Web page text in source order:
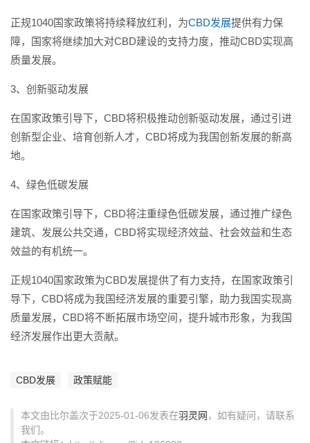
正规1040国家政策将持续释放红利，为CBD发展提供有力保
障，国家将继续加大对CBD建设的支持力度，推动CBD实现高
质量发展。
3、创新驱动发展
在国家政策引导下，CBD将积极推动创新驱动发展，通过引进
创新型企业、培育创新人才，CBD将成为我国创新发展的新高
地。
4、绿色低碳发展
在国家政策引导下，CBD将注重绿色低碳发展，通过推广绿色
建筑、发展公共交通，CBD将实现经济效益、社会效益和生态
效益的有机统一。
正规1040国家政策为CBD发展提供了有力支持，在国家政策引
导下，CBD将成为我国经济发展的重要引擎，助力我国实现高
质量发展，CBD将不断拓展市场空间，提升城市形象，为我国
经济发展作出更大贡献。
CBD发展 政策赋能
本文由比尔盖次于2025-01-06发表在羽灵网 ，如有疑问，请联系
我们。